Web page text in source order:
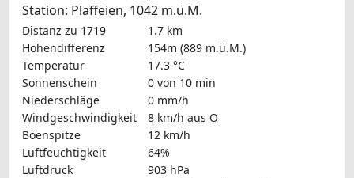
Station: Plaffeien, 1042 m.ü.M.
Distanz zu 1719
1.7 km
Höhendifferenz
154m (889 m.ü.M.)
Temperatur
17.3 °C
Sonnenschein
0 von 10 min
Niederschläge
0 mm/h
Windgeschwindigkeit
8 km/h aus O
Böenspitze
12 km/h
Luftfeuchtigkeit
64%
Luftdruck
903 hPa